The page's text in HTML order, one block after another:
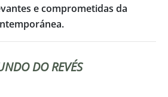
e comprometidas da
DO REVÉS